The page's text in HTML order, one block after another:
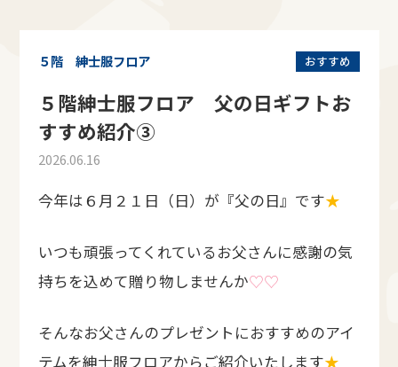
おすすめ
５階 紳士服フロア
５階紳士服フロア 父の日ギフトお
すすめ紹介③
2026.06.16
今年は６月２１日（日）が『父の日』です★
いつも頑張ってくれているお父さんに感謝の気
持ちを込めて贈り物しませんか♡♡
そんなお父さんのプレゼントにおすすめのアイ
テムを紳士服フロアからご紹介いたします★